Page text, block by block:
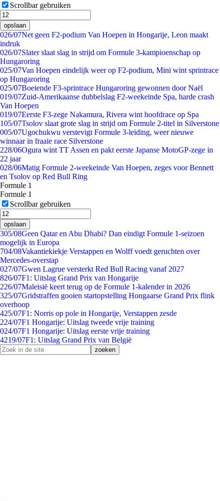
Scrollbar gebruiken
opslaan
026/07Net geen F2-podium Van Hoepen in Hongarije, Leon maakt
indruk
026/07Slater slaat slag in strijd om Formule 3-kampioenschap op
Hungaroring
025/07Van Hoepen eindelijk weer op F2-podium, Mini wint sprintrace
op Hungaroring
025/07Boeiende F3-sprintrace Hungaroring gewonnen door Naël
019/07Zuid-Amerikaanse dubbelslag F2-weekeinde Spa, harde crash
Van Hoepen
019/07Eerste F3-zege Nakamura, Rivera wint hoofdrace op Spa
105/07Tsolov slaat grote slag in strijd om Formule 2-titel in Silverstone
005/07Ugochukwu verstevigt Formule 3-leiding, weer nieuwe
winnaar in fraaie race Silverstone
228/06Ogura wint TT Assen en pakt eerste Japanse MotoGP-zege in
22 jaar
028/06Matig Formule 2-weekeinde Van Hoepen, zeges voor Bennett
en Tsolov op Red Bull Ring
Formule 1
Formule 1
Scrollbar gebruiken
opslaan
305/08Geen Qatar en Abu Dhabi? Dan eindigt Formule 1-seizoen
mogelijk in Europa
704/08Vakantiekiekje Verstappen en Wolff voedt geruchten over
Mercedes-overstap
027/07Gwen Lagrue versterkt Red Bull Racing vanaf 2027
826/07F1: Uitslag Grand Prix van Hongarije
226/07Maleisië keert terug op de Formule 1-kalender in 2026
325/07Gridstraffen gooien startopstelling Hongaarse Grand Prix flink
overhoop
425/07F1: Norris op pole in Hongarije, Verstappen zesde
224/07F1 Hongarije: Uitslag tweede vrije training
024/07F1 Hongarije: Uitslag eerste vrije training
4219/07F1: Uitslag Grand Prix van België